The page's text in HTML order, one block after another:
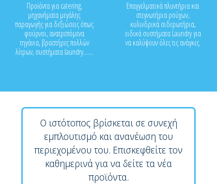
Προϊόντα για catering,
μηχανήματα μεγάλης
παραγωγής για δεξιώσεις όπως
φούρνοι, ανατρεπόμενα
τηγάνια, βραστήρες πολλών
λίτρων, συστήματα laundry.......
Επαγγελματικά πλυντήρια και
στεγνωτήρια ρούχων,
κυλινδρικά σιδερωτήρια,
ειδικά συστήματα Laundry για
να καλύψουν όλες τις ανάγκες.
Ο ιστότοπος βρίσκεται σε συνεχή
εμπλουτισμό και ανανέωση του
περιεχομένου του. Επισκεφθείτε τον
καθημερινά για να δείτε τα νέα
προϊόντα.